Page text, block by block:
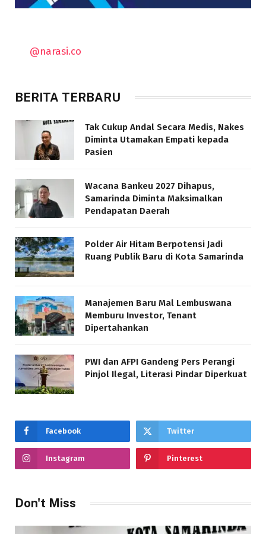
@narasi.co
BERITA TERBARU
Tak Cukup Andal Secara Medis, Nakes
Diminta Utamakan Empati kepada
Pasien
Wacana Bankeu 2027 Dihapus,
Samarinda Diminta Maksimalkan
Pendapatan Daerah
Polder Air Hitam Berpotensi Jadi
Ruang Publik Baru di Kota Samarinda
Manajemen Baru Mal Lembuswana
Memburu Investor, Tenant
Dipertahankan
PWI dan AFPI Gandeng Pers Perangi
Pinjol Ilegal, Literasi Pindar Diperkuat
Facebook Twitter
Instagram Pinterest
Don't Miss